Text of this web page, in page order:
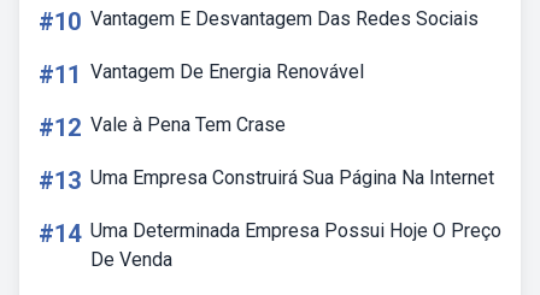
#10 Vantagem E Desvantagem Das Redes Sociais
#11 Vantagem De Energia Renovável
#12 Vale à Pena Tem Crase
#13 Uma Empresa Construirá Sua Página Na Internet
#14 Uma Determinada Empresa Possui Hoje O Preço
De Venda